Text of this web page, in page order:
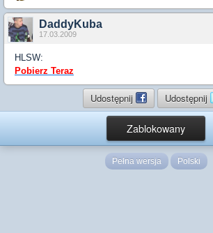
DaddyKuba
17.03.2009
HLSW:
Pobierz Teraz
Udostępnij Udostępnij
Zablokowany
Pełna wersja Polski